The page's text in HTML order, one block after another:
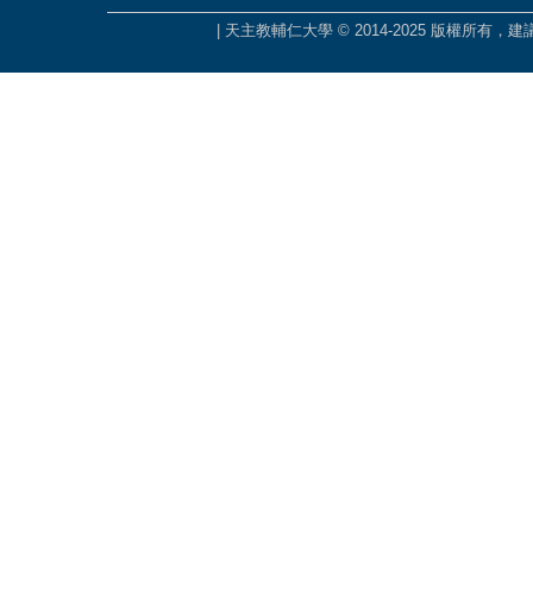
| 天主教輔仁大學 © 2014-2025 版權所有，